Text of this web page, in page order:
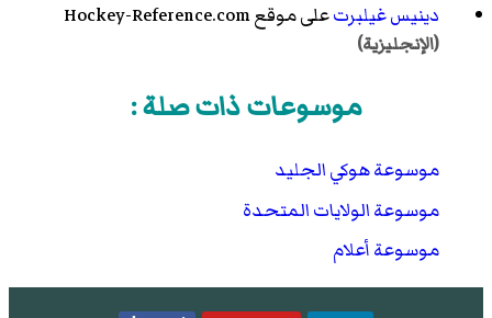
دينيس غيلبرتعلى موقع Hockey-Reference.com
(الإنجليزية)
موسوعات ذات صلة :
موسوعة هوكي الجليد
موسوعة الولايات المتحدة
موسوعة أعلام